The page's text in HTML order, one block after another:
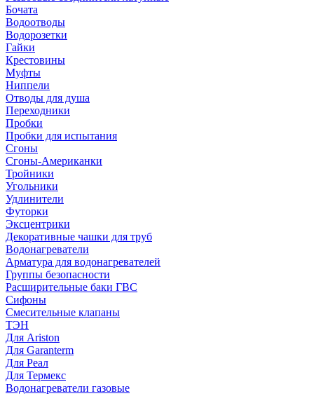
Бочата
Водоотводы
Водорозетки
Гайки
Крестовины
Муфты
Ниппели
Отводы для душа
Переходники
Пробки
Пробки для испытания
Сгоны
Сгоны-Американки
Тройники
Угольники
Удлинители
Футорки
Эксцентрики
Декоративные чашки для труб
Водонагреватели
Арматура для водонагревателей
Группы безопасности
Расширительные баки ГВС
Сифоны
Смесительные клапаны
ТЭН
Для Ariston
Для Garanterm
Для Реал
Для Термекс
Водонагреватели газовые